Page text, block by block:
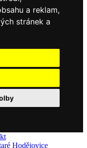
a reklam,
stránek a